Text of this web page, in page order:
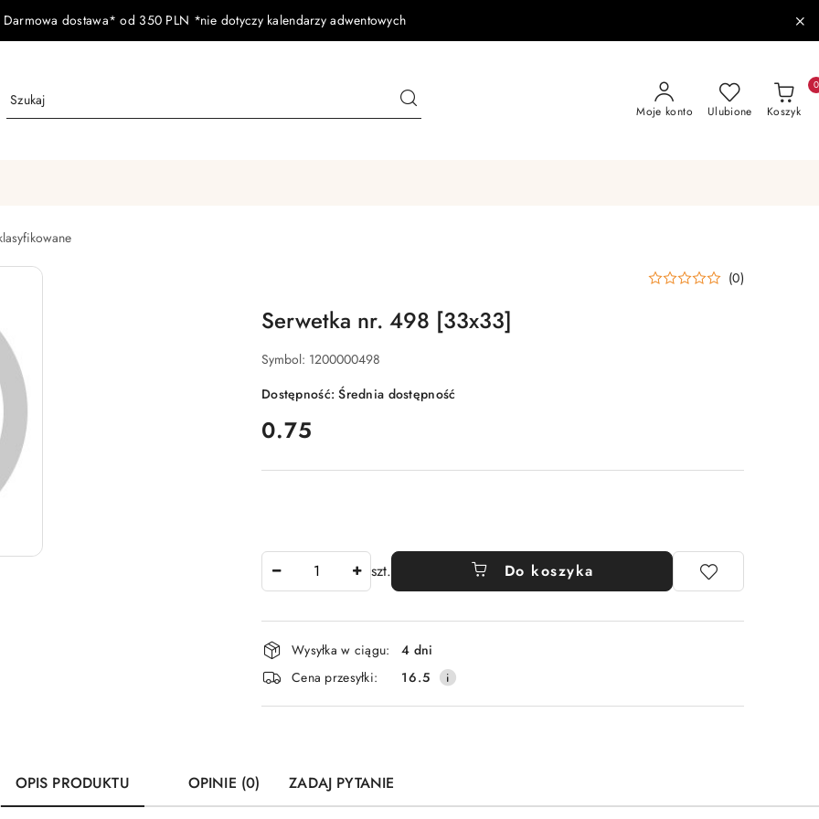
Darmowa dostawa* od 350 PLN *nie dotyczy kalendarzy adwentowych
Moje konto Ulubione Koszyk
0
(0)
Serwetka nr. 498 [33x33]
Symbol: 1200000498
Dostępność:Średnia dostępność
cena:
0.75
szt. Do koszyka
Dostępność
i
dostawa
Wysyłka w ciągu:
4 dni
Cena przesyłki:
16.5
OPIS PRODUKTU OPINIE (0) ZADAJ PYTANIE